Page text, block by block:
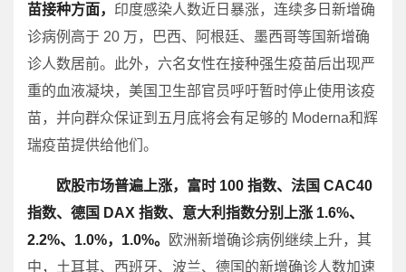
苗接种方面， 印度感染人数近日暴涨，连续多日新增确
诊病例高于 20 万，巴西、阿根廷、墨西哥等国新增确
诊人数居前。此外，六名女性在接种强生疫苗后出现严
重的血液凝块，美国卫生部官员呼吁暂时停止使用该疫
苗，并向群众保证到五月底将会有足够的 Moderna和辉
瑞疫苗提供给他们。
欧股市场普遍上涨，富时 100 指数、法国 CAC40
指数、德国 DAX 指数、意大利指数分别上涨 1.6%、
2.2%、1.0%，1.0%。
欧洲新增确诊病例继续上升，其
中，土耳其、西班牙、波兰、德国的新增确诊人数加速